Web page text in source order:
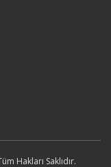
Hakları Saklıdır.